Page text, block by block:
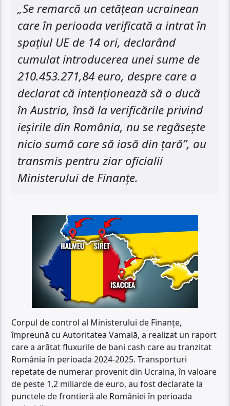
„Se remarcă un cetățean ucrainean
care în perioada verificată a intrat în
spațiul UE de 14 ori, declarând
cumulat introducerea unei sume de
210.453.271,84 euro, despre care a
declarat că intenționează să o ducă
în Austria, însă la verificările privind
ieșirile din România, nu se regăsește
nicio sumă care să iasă din țară”, au
transmis pentru ziar oficialii
Ministerului de Finanțe.
Corpul de control al Ministerului de Finanțe,
împreună cu Autoritatea Vamală, a realizat un raport
care a arătat fluxurile de bani cash care au tranzitat
România în perioada 2024-2025. Transporturi
repetate de numerar provenit din Ucraina, în valoare
de peste 1,2 miliarde de euro, au fost declarate la
punctele de frontieră ale României în perioada